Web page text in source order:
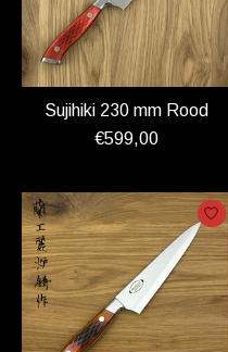
Sujihiki 230 mm Rood
€599,00